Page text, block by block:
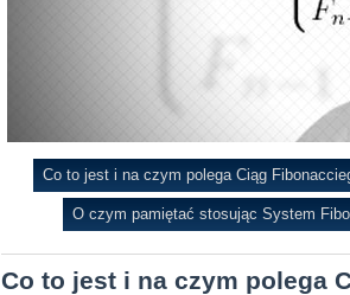
Co to jest i na czym polega Ciąg
O czym pamiętać stosując System
Co to jest i na czym polega